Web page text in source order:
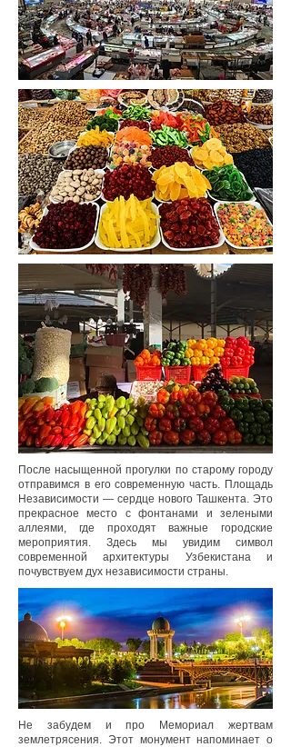
После насыщенной прогулки по старому городу
отправимся в его современную часть. Площадь
Независимости — сердце нового Ташкента. Это
прекрасное место с фонтанами и зелеными
аллеями, где проходят важные городские
мероприятия. Здесь мы увидим символ
современной архитектуры Узбекистана и
почувствуем дух независимости страны.
Не забудем и про Мемориал жертвам
землетрясения. Этот монумент напоминает о